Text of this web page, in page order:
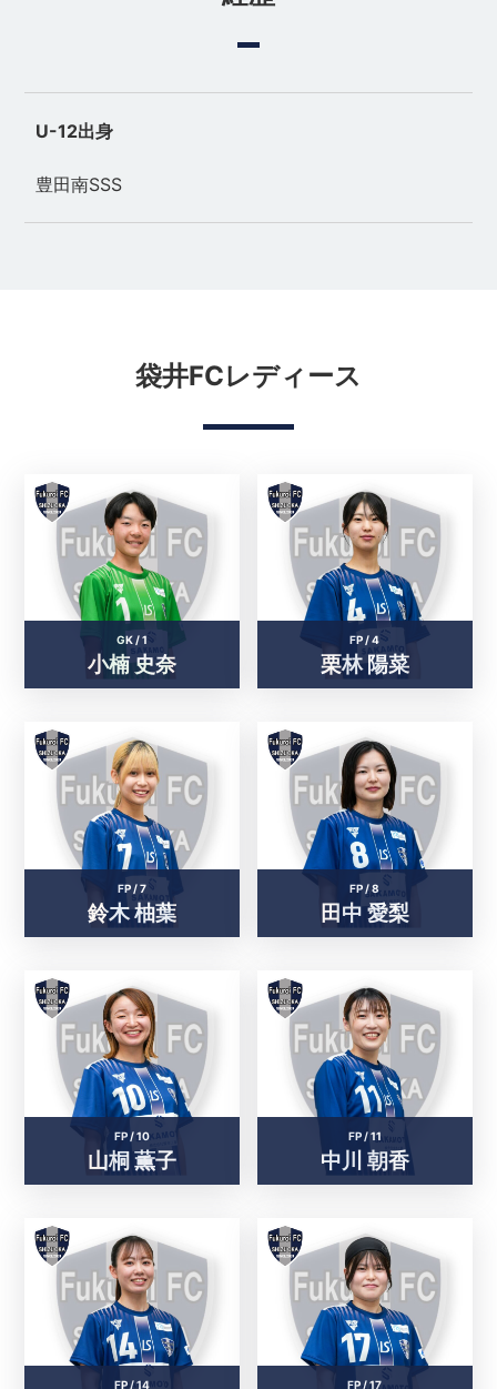
U-12出身
豊田南SSS
袋井FCレディース
GK /1
小楠 史奈
FP /4
栗林 陽菜
FP /7
鈴木 柚葉
FP /8
田中 愛梨
FP /10
山桐 薫子
FP /11
中川 朝香
FP /14 FP /17